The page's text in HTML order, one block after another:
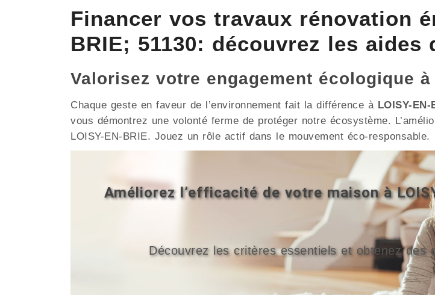
Financer vos travaux rénovation
BRIE; 51130: découvrez les aides
Valorisez votre engagement écologique à
Chaque geste en faveur de l’environnement fait la différence à LOISY-EN-
vous démontrez une volonté ferme de protéger notre écosystème.
LOISY-EN-BRIE. Jouez un rôle actif dans le mouvement éco-responsable.
Améliorez l’efficacité de votre maison à
Découvrez les critères essentiels et obtenez des